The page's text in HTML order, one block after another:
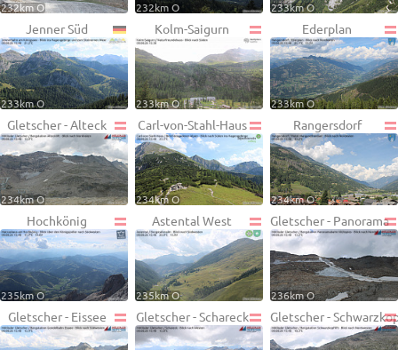
232km O 232km O 233km O
Jenner Süd
233km O
Kolm-Saigurn
233km O
Ederplan
233km O
Gletscher - Alteck
234km O
Carl-von-Stahl-Haus
234km O
Rangersdorf
234km O
Hochkönig
235km O
Astental West
235km O
Gletscher - Panorama
236km O
Gletscher - Eissee Gletscher - Schareck Gletscher -